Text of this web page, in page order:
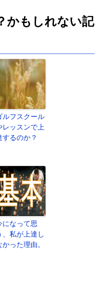
かもしれない記
ルフスクール
レッスンで上
するのか？
になって思
、私が上達し
かった理由。